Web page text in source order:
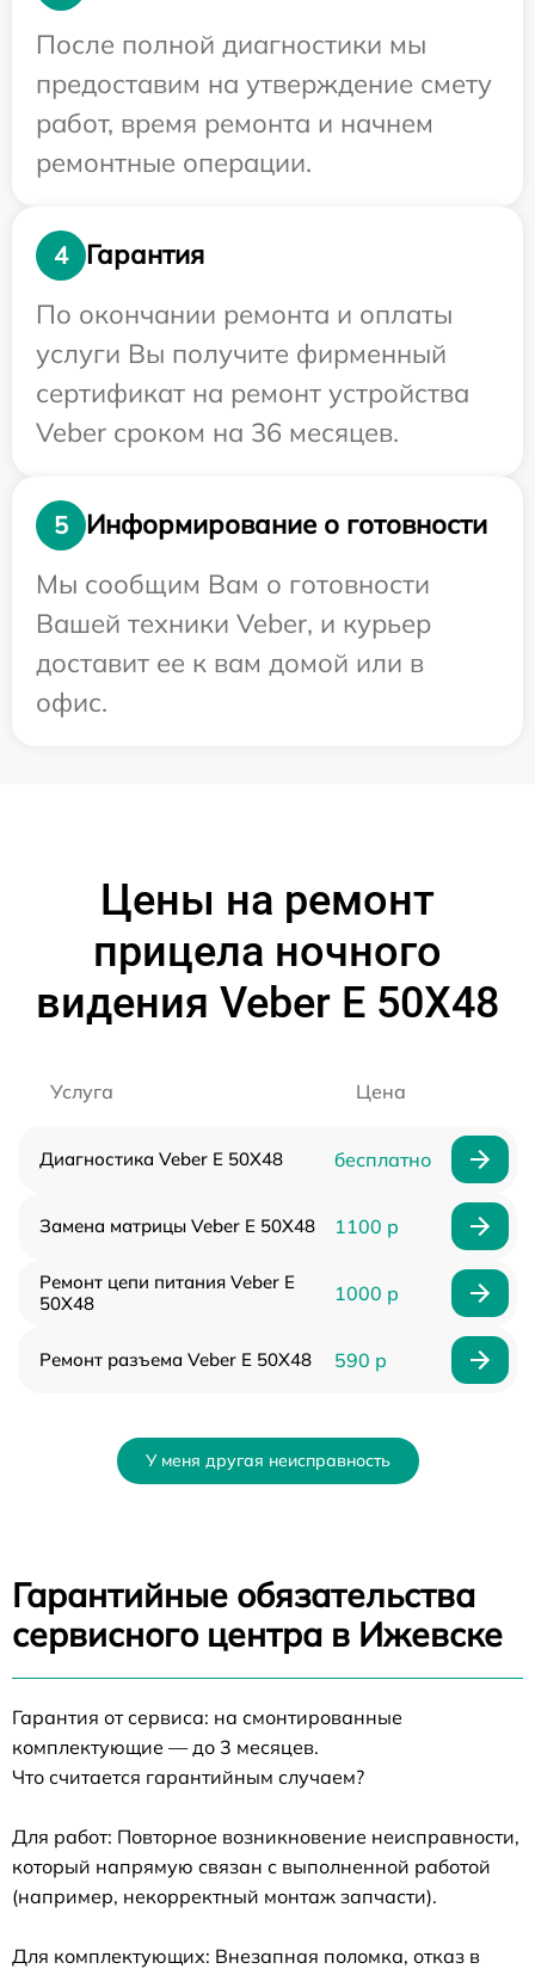
После полной диагностики мы
предоставим на утверждение смету
работ, время ремонта и начнем
ремонтные операции.
4
Гарантия
По окончании ремонта и оплаты
услуги Вы получите фирменный
сертификат на ремонт устройства
Veber сроком на 36 месяцев.
5
Информирование о готовности
Мы сообщим Вам о готовности
Вашей техники Veber, и курьер
доставит ее к вам домой или в
офис.
Цены на ремонт
прицела ночного
видения Veber E 50X48
Услуга Цена
Диагностика Veber E 50X48 бесплатно
Замена матрицы Veber E 50X48 1100 р
Ремонт цепи питания Veber E
50X48
1000 р
Ремонт разъема Veber E 50X48 590 р
У меня другая неисправность
Гарантийные обязательства
сервисного центра в Ижевске
Гарантия от сервиса: на смонтированные
комплектующие — до 3 месяцев.
Что считается гарантийным случаем?
Для работ: Повторное возникновение неисправности,
который напрямую связан с выполненной работой
(например, некорректный монтаж запчасти).
Для комплектующих: Внезапная поломка, отказ в